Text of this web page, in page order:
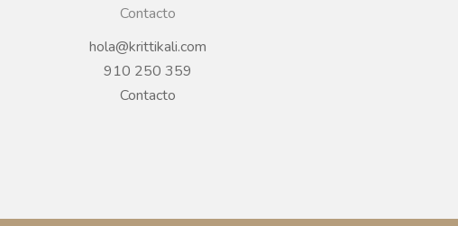
Contacto
hola@krittikali.com
910 250 359
Contacto